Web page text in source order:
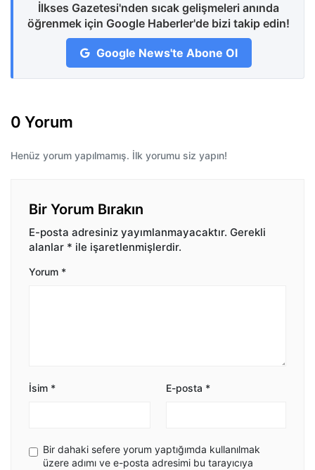
İlkses Gazetesi'nden sıcak gelişmeleri anında
öğrenmek için Google Haberler'de bizi takip edin!
Google News'te Abone Ol
0 Yorum
Henüz yorum yapılmamış. İlk yorumu siz yapın!
Bir Yorum Bırakın
E-posta adresiniz yayımlanmayacaktır. Gerekli
alanlar * ile işaretlenmişlerdir.
Yorum *
İsim * E-posta *
Bir dahaki sefere yorum yaptığımda kullanılmak
üzere adımı ve e-posta adresimi bu tarayıcıya